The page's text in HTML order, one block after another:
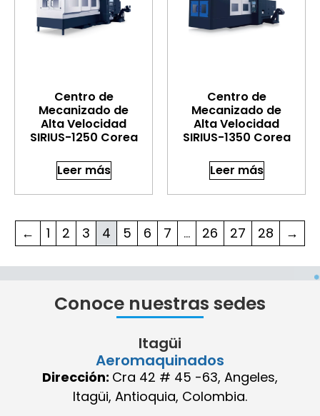
Centro de
Mecanizado de
Alta Velocidad
SIRIUS-1250 Corea
Leer más
Centro de
Mecanizado de
Alta Velocidad
SIRIUS-1350 Corea
Leer más
← 1 2 3 4 5 6 7 … 26 27 28 →
Conoce nuestras sedes
Itagüi
Aeromaquinados
Dirección: Cra 42 # 45 -63, Angeles,
Itagüi, Antioquia, Colombia.